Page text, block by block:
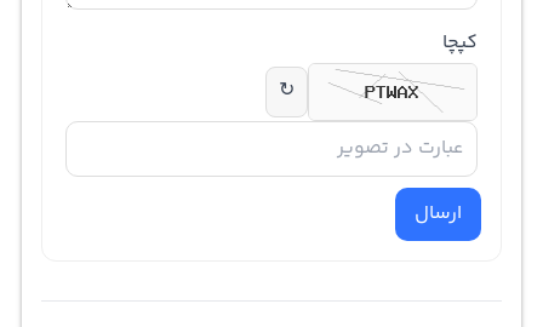
کپچا
↻
ارسال